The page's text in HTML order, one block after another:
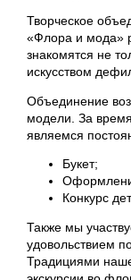
Творческое
«Флора и мода»
знакомятся не
искусством
Объединение
модели. За
являемся
Букет;
Конкурс
Также мы
удовольствием
Традициями